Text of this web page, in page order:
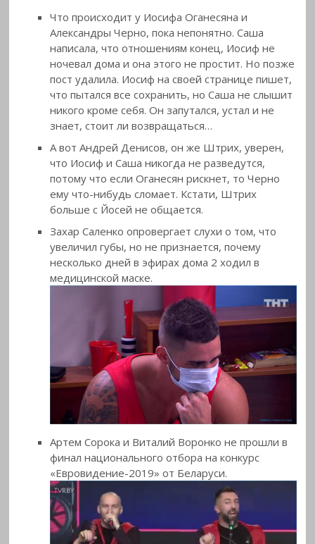
Что происходит у Иосифа Оганесяна и
Александры Черно, пока непонятно. Саша
написала, что отношениям конец, Иосиф не
ночевал дома и она этого не простит. Но позже
пост удалила. Иосиф на своей странице пишет,
что пытался все сохранить, но Саша не слышит
никого кроме себя. Он запутался, устал и не
знает, стоит ли возвращаться…
А вот Андрей Денисов, он же Штрих, уверен,
что Иосиф и Саша никогда не разведутся,
потому что если Оганесян рискнет, то Черно
ему что-нибудь сломает. Кстати, Штрих
больше с Йосей не общается.
Захар Саленко опровергает слухи о том, что
увеличил губы, но не признается, почему
несколько дней в эфирах дома 2 ходил в
медицинской маске.
Артем Сорока и Виталий Воронко не прошли в
финал национального отбора на конкурс
«Евровидение-2019» от Беларуси.